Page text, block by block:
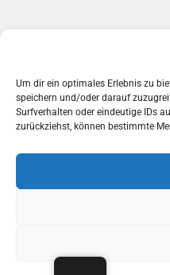
Um dir ein optimales Erlebnis zu
speichern und/oder darauf
Surfverhalten oder eindeutige IDs
zurückziehst, können bestimmte